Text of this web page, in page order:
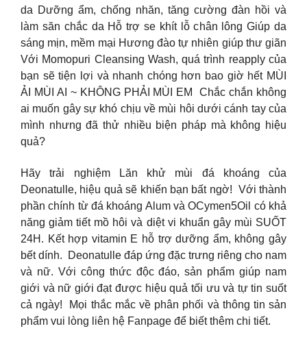
da Dưỡng ẩm, chống nhăn, tăng cường đàn hồi và
làm săn chắc da Hỗ trợ se khít lỗ chân lông Giúp da
sáng mịn, mềm mại Hương đào tự nhiên giúp thư giãn
Với Momopuri Cleansing Wash, quá trình reapply của
bạn sẽ tiện lợi và nhanh chóng hơn bao giờ hết MÙI
ẢI MÙI AI ~ KHÔNG PHẢI MÙI EM​ ​ Chắc chắn không
ai muốn gây sự khó chịu về mùi hôi dưới cánh tay của
mình nhưng đã thử nhiều biện pháp mà không hiệu
quả?
Hãy trải nghiệm Lăn khử mùi đá khoáng của
Deonatulle, hiệu quả sẽ khiến bạn bất ngờ!​ ​ Với thành
phần chính từ đá khoáng Alum và OCymen5Oil có khả
năng giảm tiết mồ hôi và diệt vi khuẩn gây mùi SUỐT
24H. Kết hợp vitamin E hỗ trợ dưỡng ẩm, không gây
bết dính.​ ​ Deonatulle đáp ứng đặc trưng riêng cho nam
và nữ. Với công thức độc đáo, sản phẩm giúp nam
giới và nữ giới đạt được hiệu quả tối ưu và tự tin suốt
cả ngày!​ ​ Mọi thắc mắc về phân phối và thông tin sản
phẩm vui lòng liên hệ Fanpage để biết thêm chi tiết. ​